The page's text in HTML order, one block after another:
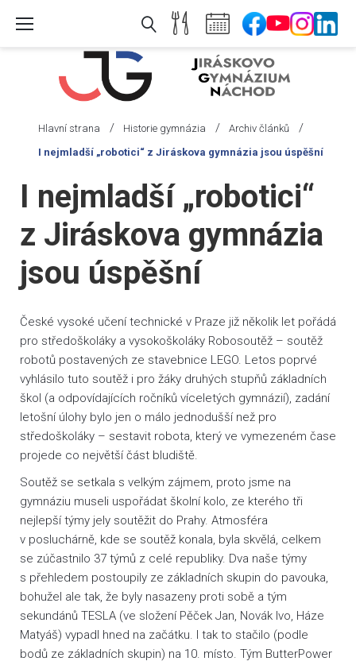
Hlavní strana / Historie gymnázia / Archiv článků /
I nejmladší „robotici“ z Jiráskova gymnázia jsou úspěšní
I nejmladší „robotici“
z Jiráskova gymnázia
jsou úspěšní
České vysoké učení technické v Praze již několik let pořádá
pro středoškoláky a vysokoškoláky Robosoutěž – soutěž
robotů postavených ze stavebnice LEGO. Letos poprvé
vyhlásilo tuto soutěž i pro žáky druhých stupňů základních
škol (a odpovídajících ročníků víceletých gymnázií), zadání
letošní úlohy bylo jen o málo jednodušší než pro
středoškoláky – sestavit robota, který ve vymezeném čase
projede co největší část bludiště.
Soutěž se setkala s velkým zájmem, proto jsme na
gymnáziu museli uspořádat školní kolo, ze kterého tři
nejlepší týmy jely soutěžit do Prahy. Atmosféra
v posluchárně, kde se soutěž konala, byla skvělá, celkem
se zúčastnilo 37 týmů z celé republiky. Dva naše týmy
s přehledem postoupily ze základních skupin do pavouka,
bohužel ale tak, že byly nasazeny proti sobě a tým
sekundánů TESLA (ve složení Pěček Jan, Novák Ivo, Háze
Matyáš) vypadl hned na začátku. I tak to stačilo (podle
bodů ze základních skupin) na 10. místo. Tým ButterPower